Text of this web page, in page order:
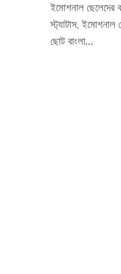
ইমোশনাল ছেলেদের
স্ট্যাটাস, ইমোশনাল
ছোট বাংলা…